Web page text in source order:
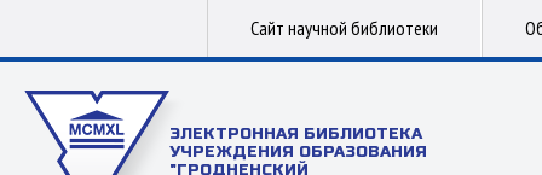
Сайт научной библиотеки
ЭЛЕКТРОННАЯ БИБЛИОТЕКА
УЧРЕЖДЕНИЯ ОБРАЗОВАНИЯ
"ГРОДНЕНСКИЙ